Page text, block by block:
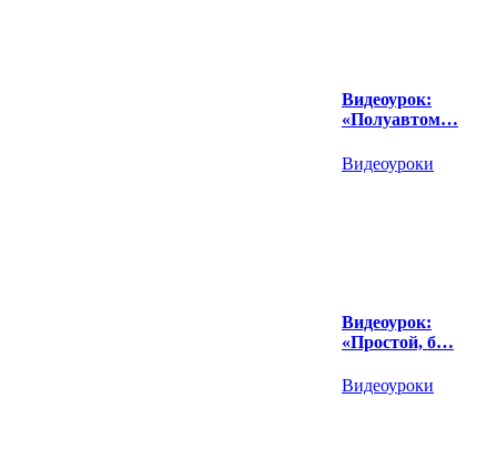
Видеоурок:
«Полуавтом…
Видеоуроки
Видеоурок:
«Простой, б…
Видеоуроки